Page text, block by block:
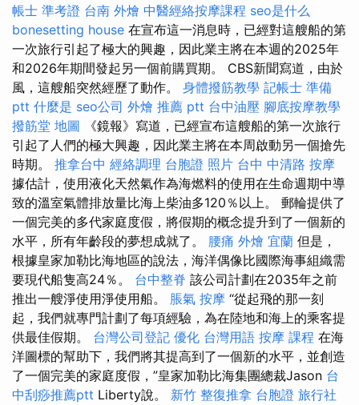
帳士 準考證 台南 外燴 中醫經絡按摩課程 seo是什么
bonesetting house 在宣布這一消息時，已經對這艘船的第
一次旅行引起了極大的興趣，因此業主將在本週的2025年
和2026年期間發起另一個前購買期。 CBS新聞寫道，由於
風，這艘船突然經歷了動作。 身體撥筋教學 記帳士 準備
ptt 什麼是 seo公司 外燴 推薦 ptt 台中油壓 腳底按摩教學
撥筋堂 地圖 《鏡報》寫道，已經宣布這艘船的第一次旅行
引起了人們的極大興趣，因此業主將在本周啟動另一個搶先
時期。 推拿台中 經絡調理 台胞證 照片 台中 中清路 按摩
據估計，使用液化天然氣作為海燃料的使用在生命週期中導
致的溫室氣體排放量比海上柴油多120％以上。 郵輪提供了
一個完美的多代家庭度假，將假期的概念提升到了一個新的
水平，所有年齡段的夢想成就了。 腰痛 外燴 宜蘭 但是，
根據皇家加勒比海地區的說法，海洋偶像比國際海事組織需
要現代船隻高24％。 台中整脊 該公司計劃在2035年之前
推出一艘淨使用淨使用船。 脹氣 按摩 “從起飛的那一刻
起，我們就專門計劃了每項經驗，為在陸地和海上的乘客提
供最佳假期。 台灣公司登記 優化 台灣用語 按摩 課程 在海
洋圖標的幫助下，我們將其提高到了一個新的水平，並創造
了一個完美的家庭度假，”皇家加勒比海集團總裁Jason 台
中刮痧推薦ptt Liberty說。 新竹 整復推拿 台胞證 旅行社